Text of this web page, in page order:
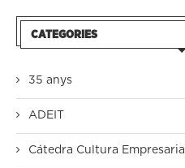
CATEGORIES
35 anys
ADEIT
Cátedra Cultura Empresarial